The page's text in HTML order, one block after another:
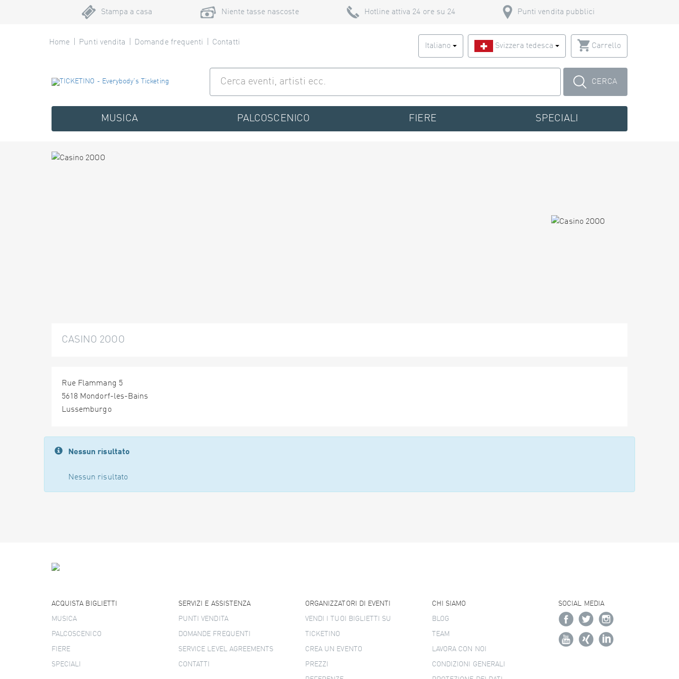
Stampa a casa Niente tasse nascoste Hotline attiva 24 ore su 24 Punti vendita pubblici
Home Punti vendita Domande frequenti Contatti Italiano Svizzera tedesca Carrello
CERCA
MUSICA PALCOSCENICO FIERE SPECIALI
CASINO 2OOO
Rue Flammang 5
5618 Mondorf-les-Bains
Lussemburgo
Nessun risultato
Nessun risultato
ACQUISTA BIGLIETTI
MUSICA
PALCOSCENICO
FIERE
SPECIALI
SERVIZI E ASSISTENZA
PUNTI VENDITA
DOMANDE FREQUENTI
SERVICE LEVEL AGREEMENTS
CONTATTI
ORGANIZZATORI DI EVENTI
VENDI I TUOI BIGLIETTI SU
TICKETINO
CREA UN EVENTO
PREZZI
CHI SIAMO
BLOG
TEAM
LAVORA CON NOI
CONDIZIONI GENERALI
SOCIAL MEDIA